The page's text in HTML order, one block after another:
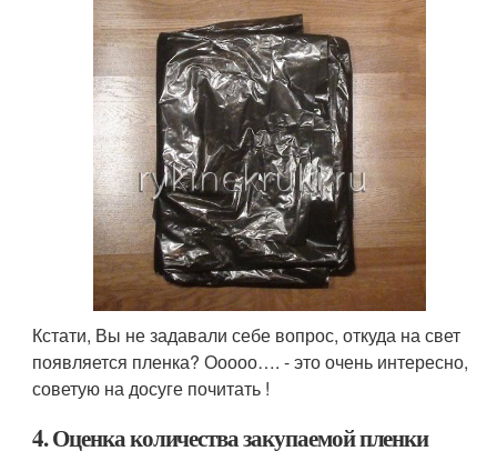
Кстати, Вы не задавали себе вопрос, откуда на свет
появляется пленка? Ооооо…. - это очень интересно,
советую на досуге почитать !
4. Оценка количества закупаемой пленки